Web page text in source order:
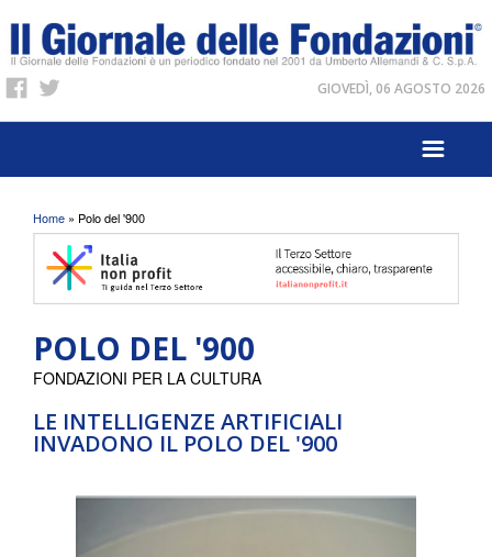
GIOVEDÌ, 06 AGOSTO 2026
Tu sei qui
Home » Polo del '900
POLO DEL '900
LE INTELLIGENZE ARTIFICIALI
INVADONO IL POLO DEL '900
FONDAZIONI PER LA CULTURA